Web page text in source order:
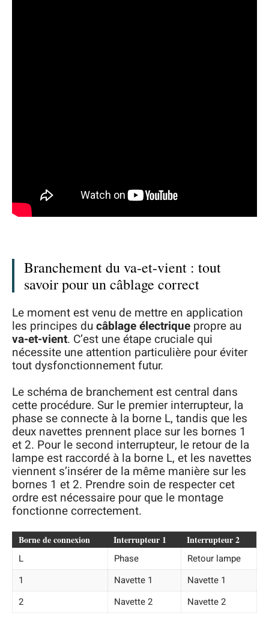
Branchement du va-et-vient : tout
savoir pour un câblage correct
Le moment est venu de mettre en application
les principes ducâblage électrique propre au
va-et-vient. C’est une étape cruciale qui
nécessite une attention particulière pour éviter
tout dysfonctionnement futur.
Le schéma de branchement est central dans
cette procédure. Sur le premier interrupteur, la
phase se connecte à la borne L, tandis que les
deux navettes prennent place sur les bornes 1
et 2. Pour le second interrupteur, le retour de la
lampe est raccordé à la borne L, et les navettes
viennent s’insérer de la même manière sur les
bornes 1 et 2. Prendre soin de respecter cet
ordre est nécessaire pour que le montage
fonctionne correctement.
Borne de connexion Interrupteur 1 Interrupteur 2
L Phase
Retour lampe
1
Navette 1
Navette 1
2
Navette 2 Navette 2